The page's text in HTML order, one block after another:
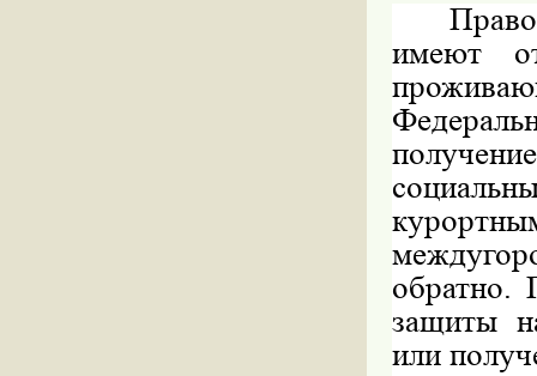
имеют
обратно.
защиты
или